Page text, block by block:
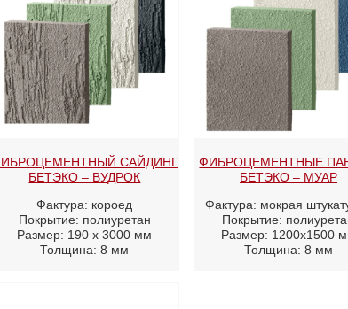
САЙДИНГ
БЕТЭКО – ВУДРОК
Фактура: короед
Покрытие: полиуретан
Размер: 190 х 3000 мм
Толщина: 8 мм
ФИБРОЦЕМЕНТНЫЕ
БЕТЭКО – МУАР
Фактура: мокрая
Покрытие:
Размер: 1200х1500
Толщина: 8 мм